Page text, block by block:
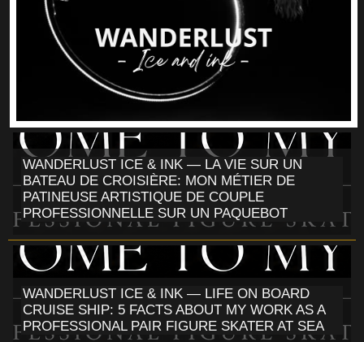
WANDERLUST ICE & INK — LA VIE SUR UN
BATEAU DE CROISIÈRE: MON MÉTIER DE
PATINEUSE ARTISTIQUE DE COUPLE
PROFESSIONNELLE SUR UN PAQUEBOT
WANDERLUST ICE & INK — LIFE ON BOARD
CRUISE SHIP: 5 FACTS ABOUT MY WORK AS A
PROFESSIONAL PAIR FIGURE SKATER AT SEA